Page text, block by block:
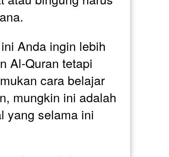
Anda ingin lebih
Al-Quran tetapi
cara belajar
mungkin ini adalah
yang selama ini